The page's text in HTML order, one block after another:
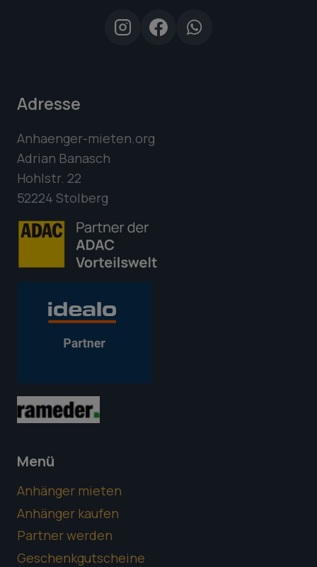
Adresse
Anhaenger-mieten.org
Adrian Banasch
Hohlstr. 22
52224 Stolberg
Menü
Anhänger mieten
Anhänger kaufen
Partner werden
Geschenkgutscheine